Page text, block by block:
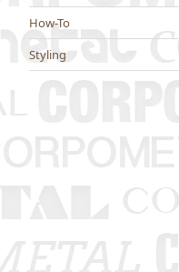
How-To
Styling